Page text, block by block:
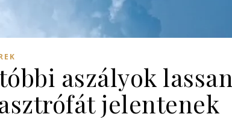
aszályok lassan
jelentenek